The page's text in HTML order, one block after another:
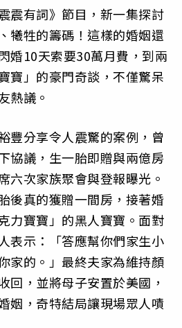
震有詞》節目，新一集探討
犧牲的籌碼！這樣的婚姻還
婚10天索要30萬月費，到兩
寶」的豪門奇談，不僅驚呆
熱議。
豐分享令人震驚的案例，曾
協議，生一胎即贈與兩億房
六次家族聚會與登報曝光。
後真的獲贈一間房，接著婚
力寶寶」的黑人寶寶。面對
表示：「答應幫你們家生小
家的。」最終夫家為維持顏
回，並將母子安置於美國，
姻，奇特結局讓現場眾人嘖